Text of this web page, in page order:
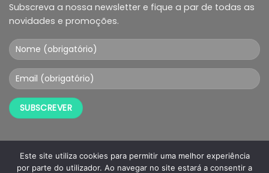
Subscreva a nossa newsletter e fique a par de todas as
novidades e promoções.
Este site utiliza cookies para permitir uma melhor experiência
por parte do utilizador. Ao navegar no site estará a consentir a